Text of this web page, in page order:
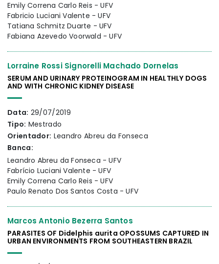
Emily Correna Carlo Reis - UFV
Fabricio Luciani Valente - UFV
Tatiana Schmitz Duarte - UFV
Fabiana Azevedo Voorwald - UFV
Lorraine Rossi Signorelli Machado Dornelas
SERUM AND URINARY PROTEINOGRAM IN HEALTHLY DOGS
AND WITH CHRONIC KIDNEY DISEASE
Data: 29/07/2019
Tipo: Mestrado
Orientador: Leandro Abreu da Fonseca
Banca:
Leandro Abreu da Fonseca - UFV
Fabrício Luciani Valente - UFV
Emily Correna Carlo Reis - UFV
Paulo Renato Dos Santos Costa - UFV
Marcos Antonio Bezerra Santos
PARASITES OF Didelphis aurita OPOSSUMS CAPTURED IN
URBAN ENVIRONMENTS FROM SOUTHEASTERN BRAZIL